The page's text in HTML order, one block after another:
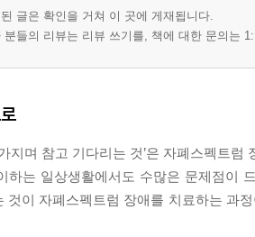
로 갈까, 통합반으로 갈까?
응하는 능력
닌 숲을 보라
만 그래요?
자아 형성의 중요성
고 새로운 출발
글은 확인을 거쳐 이 곳에 게재됩니다.
분들의 리뷰는 리뷰 쓰기를, 책에 대한 문의는
지며 참고 기다리는 것’은 자폐스펙트
하는 일상생활에서도 수많은 문제점이
것이 자폐스펙트럼 장애를 치료하는 과